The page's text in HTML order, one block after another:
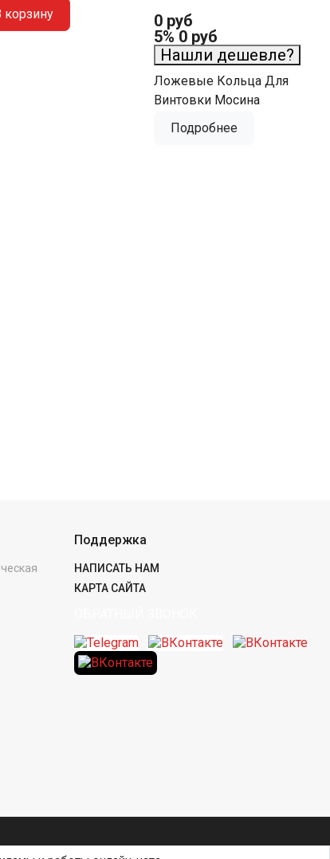
корзину
0 руб
5% 0 руб
Нашли дешевле?
Ложевые Кольца Для
Винтовки Мосина
Подробнее
Поддержка
НАПИСАТЬ НАМ
КАРТА САЙТА